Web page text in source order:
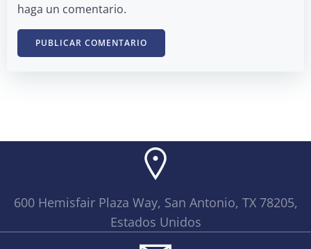
haga un comentario.
600 Hemisfair Plaza Way, San Antonio, TX 78205,
Estados Unidos